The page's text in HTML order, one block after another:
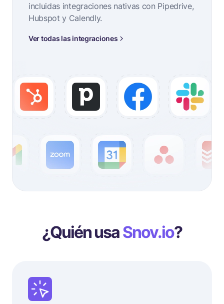
incluidas integraciones nativas con Pipedrive,
Hubspot y Calendly.
Ver todas las integraciones
¿Quién usaSnov.io?